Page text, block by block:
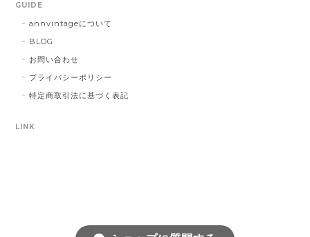
GUIDE
annvintageについて
BLOG
お問い合わせ
プライバシーポリシー
特定商取引法に基づく表記
LINK